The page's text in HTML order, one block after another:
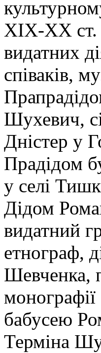
ХІХ-ХХ ст.
видатних
співаків,
Шухевич,
Дністер у
Прадідом
у селі
Дідом
видатний
етнограф,
Шевченка,
бабусею
Терміна